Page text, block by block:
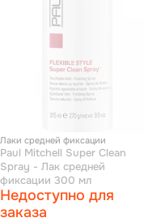
Лаки средней фиксации
Paul Mitchell Super Clean
Spray - Лак средней
фиксации 300 мл
Недоступно для
заказа